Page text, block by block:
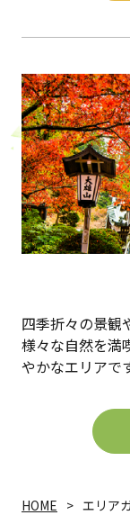
四季折々の景観
様々な自然を満
やかなエリアで
HOME エリア